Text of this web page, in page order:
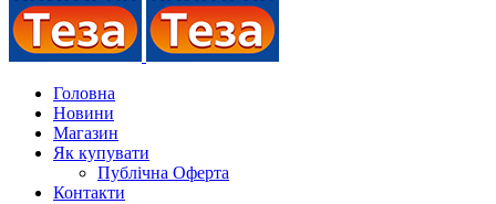
Головна
Новини
Магазин
Як купувати
Публічна Оферта
Контакти